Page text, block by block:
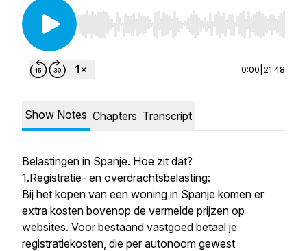
Use Left/Right to seek, Home/End to jump to
0:00 21:48
Show Notes Chapters Transcript
Belastingen in Spanje. Hoe zit dat?
1.Registratie- en overdrachtsbelasting:
Bij het kopen van een woning in Spanje komen er
extra kosten bovenop de vermelde prijzen op
websites. Voor bestaand vastgoed betaal je
registratiekosten, die per autonoom gewest